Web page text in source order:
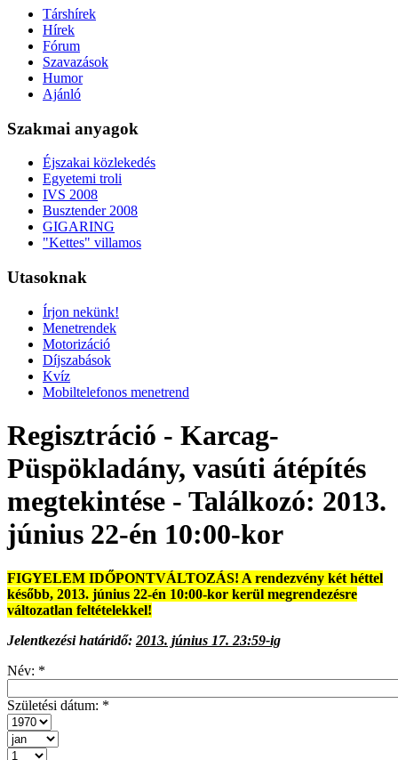
Társhírek
Hírek
Fórum
Szavazások
Humor
Ajánló
Szakmai anyagok
Éjszakai közlekedés
Egyetemi troli
IVS 2008
Busztender 2008
GIGARING
"Kettes" villamos
Utasoknak
Írjon nekünk!
Menetrendek
Motorizáció
Díjszabások
Kvíz
Mobiltelefonos menetrend
Regisztráció - Karcag-
Püspökladány, vasúti átépítés
megtekintése - Találkozó: 2013.
június 22-én 10:00-kor
FIGYELEM IDŐPONTVÁLTOZÁS! A rendezvény két héttel
később, 2013. június 22-én 10:00-kor kerül megrendezésre
változatlan feltételekkel!
Jelentkezési határidő: 2013. június 17. 23:59-ig
Név: *
Születési dátum: *